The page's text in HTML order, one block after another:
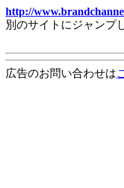
http://
別のサイトにジャンプ
広告のお問い合わせは